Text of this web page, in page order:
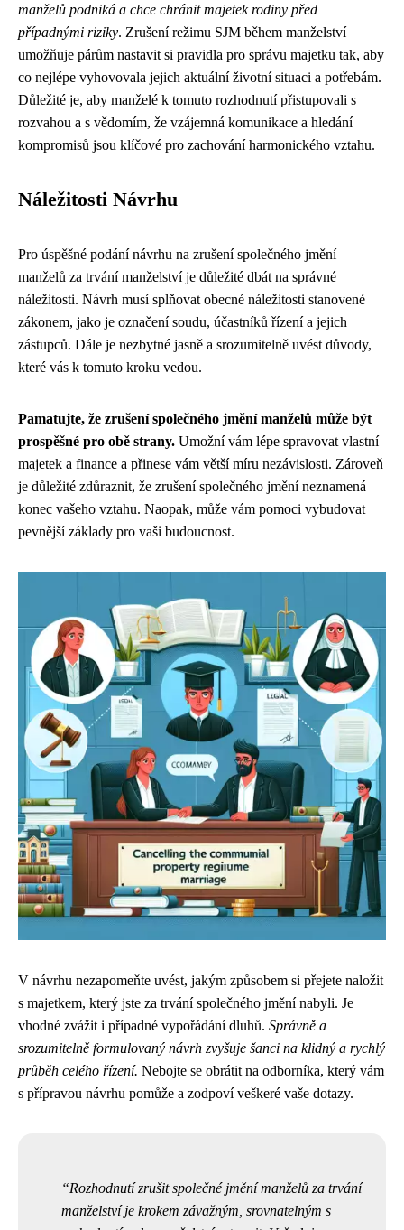
manželů podniká a chce chránit majetek rodiny před
případnými riziky. Zrušení režimu SJM během manželství
umožňuje párům nastavit si pravidla pro správu majetku tak, aby
co nejlépe vyhovovala jejich aktuální životní situaci a potřebám.
Důležité je, aby manželé k tomuto rozhodnutí přistupovali s
rozvahou a s vědomím, že vzájemná komunikace a hledání
kompromisů jsou klíčové pro zachování harmonického vztahu.
Náležitosti Návrhu
Pro úspěšné podání návrhu na zrušení společného jmění
manželů za trvání manželství je důležité dbát na správné
náležitosti. Návrh musí splňovat obecné náležitosti stanovené
zákonem, jako je označení soudu, účastníků řízení a jejich
zástupců. Dále je nezbytné jasně a srozumitelně uvést důvody,
které vás k tomuto kroku vedou.
Pamatujte, že zrušení společného jmění manželů může být
prospěšné pro obě strany. Umožní vám lépe spravovat vlastní
majetek a finance a přinese vám větší míru nezávislosti. Zároveň
je důležité zdůraznit, že zrušení společného jmění neznamená
konec vašeho vztahu. Naopak, může vám pomoci vybudovat
pevnější základy pro vaši budoucnost.
V návrhu nezapomeňte uvést, jakým způsobem si přejete naložit
s majetkem, který jste za trvání společného jmění nabyli. Je
vhodné zvážit i případné vypořádání dluhů. Správně a
srozumitelně formulovaný návrh zvyšuje šanci na klidný a rychlý
průběh celého řízení. Nebojte se obrátit na odborníka, který vám
s přípravou návrhu pomůže a zodpoví veškeré vaše dotazy.
Rozhodnutí zrušit společné jmění manželů za trvání
manželství je krokem závažným, srovnatelným s